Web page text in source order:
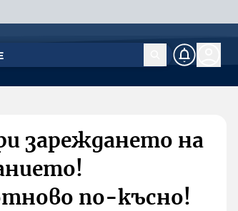
зареждането на
по-късно!